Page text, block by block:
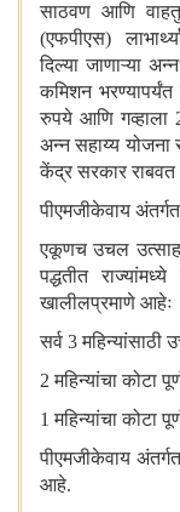
साठवण आणि
(एफपीएस)
दिल्या जाणाऱ्या
कमिशन
रुपये आणि गव्हाला
अन्न सहाय्य योजना
केंद्र सरकार
पीएमजीकेवाय
एकूणच उचल उत्साह
पद्धतीत
खालीलप्रमाणे आहेः
सर्व 3 महिन्यांसाठी
2 महिन्यांचा कोटा
1 महिन्यांचा कोटा
पीएमजीकेवाय
आहे.